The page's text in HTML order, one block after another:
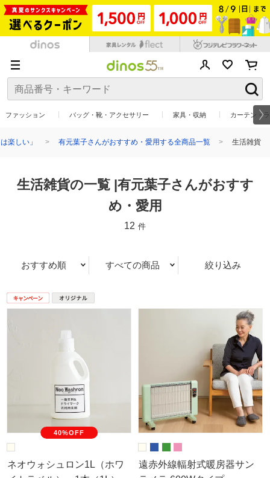
ファッション バッグ・靴・アクセサリー 家具・収納 カーテン・
楽しい」 有元葉子さんがおすすめ・愛用する全商品一覧 生活雑貨
生活雑貨の一覧 |有元葉子さんがおすす
め・愛用
12 件
おすすめ順 すべての商品 絞り込み
40%OFF
ネオウォシュロン1L（ホワ
遠赤外線輻射式暖房器サン